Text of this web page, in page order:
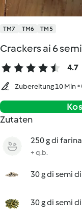
TM7 TM6 TM5
Crackers ai 6 semi
4.7
Zubereitung 10 Min
Zutaten
250 g di
+ q.b.
30 g di semi
30 g di semi